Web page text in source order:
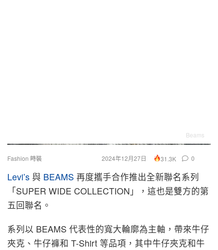
Beams
Fashion 時裝 2024年12月27日 31.3K 0
Levi’s 與 BEAMS 再度攜手合作推出全新聯名系列
「SUPER WIDE COLLECTION」，這也是雙方的第
五回聯名。
系列以 BEAMS 代表性的寬大輪廓為主軸，帶來牛仔
夾克、牛仔褲和 T-Shirt 等品項，其中牛仔夾克和牛